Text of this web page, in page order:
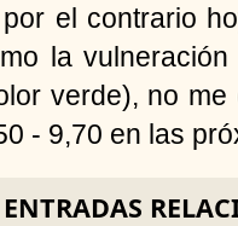
el contrario
la
verde), no
- 9,70 en las
ENTRADAS